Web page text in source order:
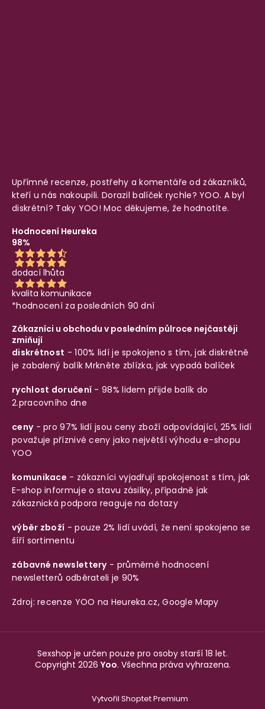
Upřímné recenze, postřehy a komentáře od zákazníků,
kteří u nás nakoupili. Dorazil balíček rychle? YOO. A byl
diskrétní? Taky YOO! Moc děkujeme, že hodnotíte.
Hodnocení Heureka
98%
dodací lhůta
kvalita komunikace
*hodnocení za posledních 90 dní
Zákazníci u obchodu v posledním půlroce nejčastěji
zmiňují
diskrétnost - 100% lidí je spokojeno s tím, jak diskrétně
je zabalený balíkMrkněte zblízka, jak vypadá balíček
rychlost doručení - 98% lidem přijde balík do
2.pracovního dne
ceny- pro 97% lidí jsou ceny zboží odpovídající, 25% lidí
považuje příznivé ceny jako největší výhodu e-shopu
YOO
komunikace - zákazníci vyjadřují spokojenost s tím, jak
E-shop informuje o stavu zásilky, případně jak
zákaznická podpora reaguje na dotazy
výběr zboží - pouze 2% lidí uvádí, že není spokojeno se
šíří sortimentu
zábavné newslettery- průměrné hodnocení
newsletterů odběrateli je 90%
Zdroj: recenze YOO na Heureka.cz,Google Mapy
Vytvořil Shoptet Premium
Sexshop je určen pouze pro osoby starší 18 let.
Copyright 2026 Yoo. Všechna práva vyhrazena.